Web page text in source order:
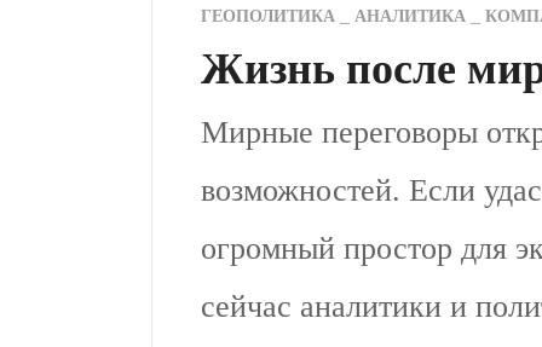
ГЕОПОЛИТИКА АНАЛИТИКА
Жизнь после
Мирные переговоры
возможностей. Если
огромный простор для
сейчас аналитики и